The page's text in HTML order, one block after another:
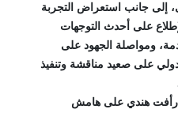
إلى جانب استعراض التجربة
على أحدث التوجهات
ومواصلة الجهود على
على صعيد مناقشة وتنفيذ
رأفت هندي على هامش